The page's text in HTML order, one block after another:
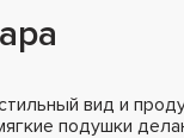
вид и
подушки